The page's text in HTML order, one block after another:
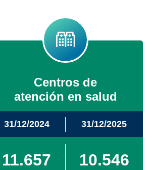
Centros de
atención en salud
31/12/2024 31/12/2025
11.657 10.546